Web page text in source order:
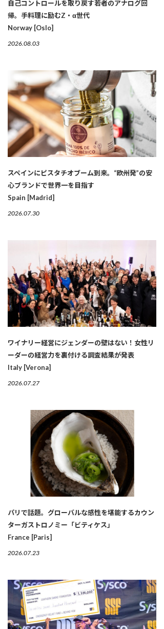
自己コントロールを取り戻す若者のアナログ回
帰。手料理に励むZ・α世代
Norway [Oslo]
2026.08.03
スペインにピスタチオブーム到来。“欧州発”の安
心ブランドで世界一を目指す
Spain [Madrid]
2026.07.30
ワイナリー経営にジェンダーの壁はない！女性リ
ーダーの経営力を裏付ける調査結果が発表
Italy [Verona]
2026.07.27
パリで話題。グローバルな感性を堪能するカウン
ターガストロノミー「ビティケス」
France [Paris]
2026.07.23